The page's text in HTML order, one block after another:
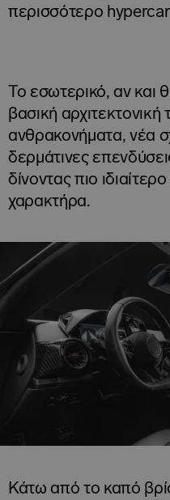
περισσότερο
Το εσωτερικό, αν και
βασική αρχιτεκτονική
ανθρακονήματα, νέα
δερμάτινες
δίνοντας πιο
χαρακτήρα.
Κάτω από το καπό